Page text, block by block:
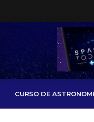
CURSO DE